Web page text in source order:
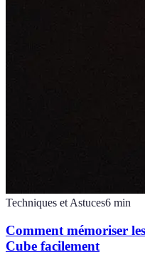
Techniques et Astuces6 min
Comment mémoriser
Cube facilement